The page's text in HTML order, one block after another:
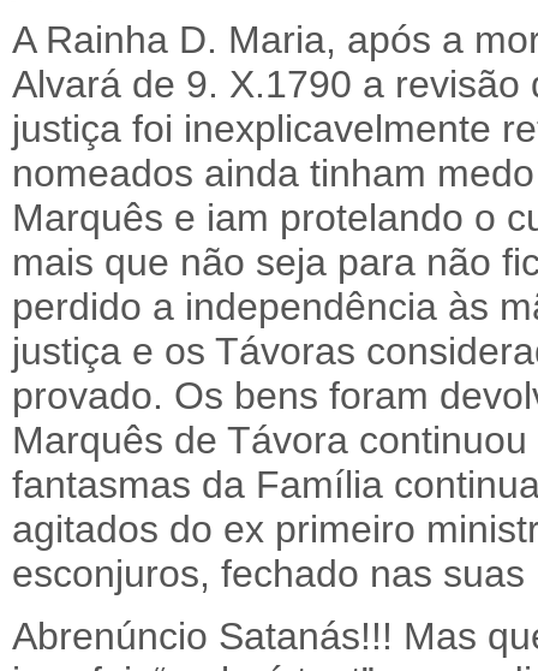
A Rainha D. Maria, após a
Alvará de 9. X.1790 a
justiça foi inexplicavelmente
nomeados ainda tinham
Marquês e iam protelando o
mais que não seja para não
perdido a independência às
justiça e os Távoras
provado. Os bens foram
Marquês de Távora
fantasmas da Família
agitados do ex primeiro
esconjuros, fechado nas
Abrenúncio Satanás!!! Mas